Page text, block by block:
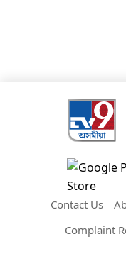
Contact Us
Complaint